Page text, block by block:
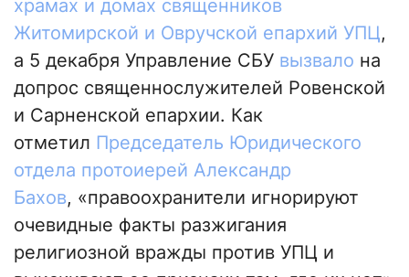
храмах и домах священников
Житомирской и Овручской епархий УПЦ,
а 5 декабря Управление СБУ вызвало на
допрос священнослужителей Ровенской
и Сарненской епархии. Как
отметил Председатель Юридического
отдела протоиерей Александр
Бахов, «правоохранители игнорируют
очевидные факты разжигания
религиозной вражды против УПЦ и